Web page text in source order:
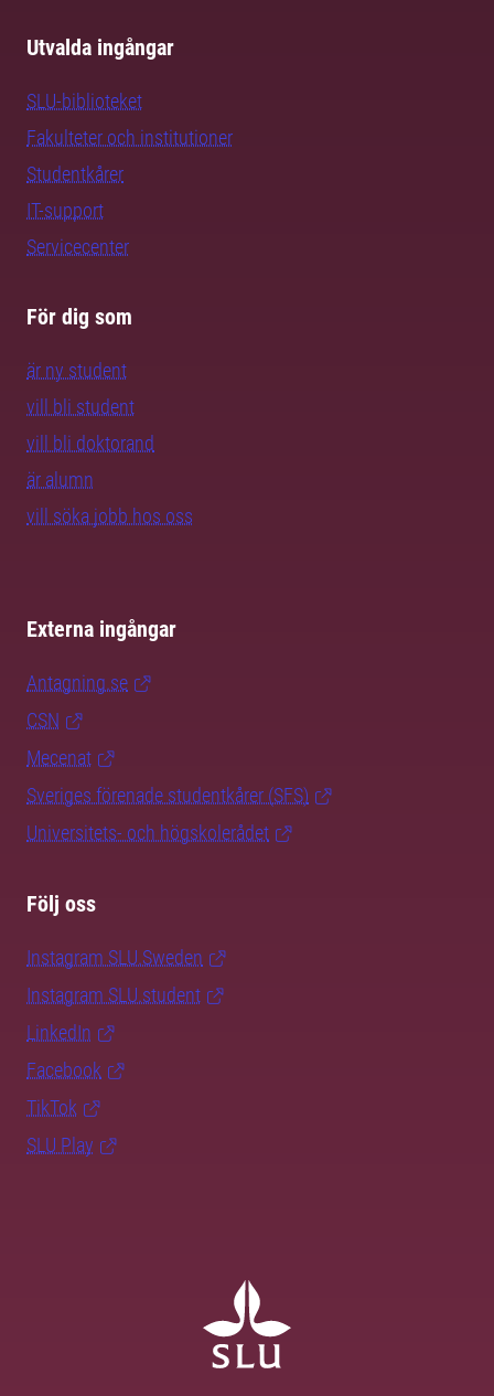
Utvalda ingångar
SLU-biblioteket
Fakulteter och institutioner
Studentkårer
IT-support
Servicecenter
För dig som
är ny student
vill bli student
vill bli doktorand
är alumn
vill söka jobb hos oss
Externa ingångar
Antagning.se
CSN
Mecenat
Sveriges förenade studentkårer (SFS)
Universitets- och högskolerådet
Följ oss
Instagram SLU.Sweden
Instagram SLU.student
LinkedIn
Facebook
TikTok
SLU Play